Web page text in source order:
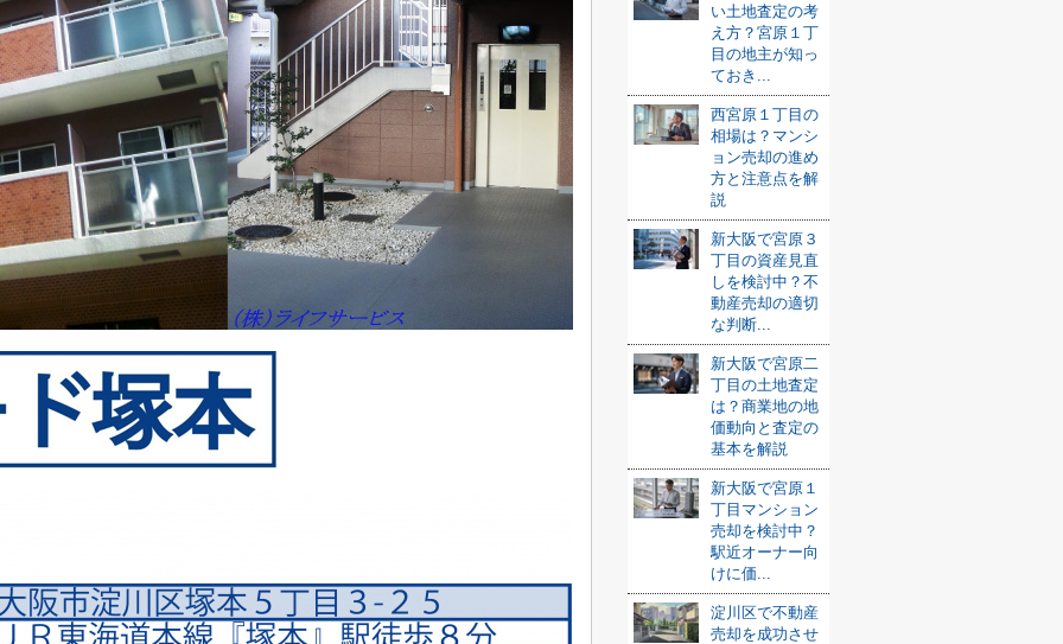
い土地査定の考
え方？宮原１丁
目の地主が知っ
ておき...
西宮原１丁目の
相場は？マンシ
ョン売却の進め
方と注意点を解
説
新大阪で宮原３
丁目の資産見直
しを検討中？不
動産売却の適切
な判断...
新大阪で宮原二
丁目の土地査定
は？商業地の地
価動向と査定の
基本を解説
新大阪で宮原１
丁目マンション
売却を検討中？
駅近オーナー向
けに価...
淀川区で不動産
売却を成功させ